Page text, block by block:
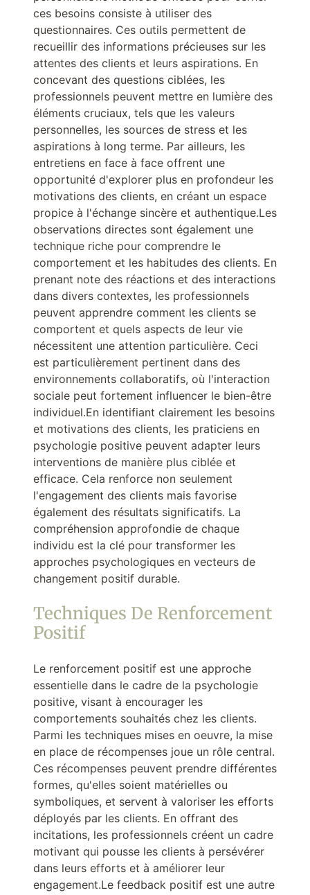
ces besoins consiste à utiliser des
questionnaires. Ces outils permettent de
recueillir des informations précieuses sur les
attentes des clients et leurs aspirations. En
concevant des questions ciblées, les
professionnels peuvent mettre en lumière des
éléments cruciaux, tels que les valeurs
personnelles, les sources de stress et les
aspirations à long terme. Par ailleurs, les
entretiens en face à face offrent une
opportunité d'explorer plus en profondeur les
motivations des clients, en créant un espace
propice à l'échange sincère et authentique.Les
observations directes sont également une
technique riche pour comprendre le
comportement et les habitudes des clients. En
prenant note des réactions et des interactions
dans divers contextes, les professionnels
peuvent apprendre comment les clients se
comportent et quels aspects de leur vie
nécessitent une attention particulière. Ceci
est particulièrement pertinent dans des
environnements collaboratifs, où l'interaction
sociale peut fortement influencer le bien-être
individuel.En identifiant clairement les besoins
et motivations des clients, les praticiens en
psychologie positive peuvent adapter leurs
interventions de manière plus ciblée et
efficace. Cela renforce non seulement
l'engagement des clients mais favorise
également des résultats significatifs. La
compréhension approfondie de chaque
individu est la clé pour transformer les
approches psychologiques en vecteurs de
changement positif durable.
Techniques De Renforcement
Positif
Le renforcement positif est une approche
essentielle dans le cadre de la psychologie
positive, visant à encourager les
comportements souhaités chez les clients.
Parmi les techniques mises en oeuvre, la mise
en place de récompenses joue un rôle central.
Ces récompenses peuvent prendre différentes
formes, qu'elles soient matérielles ou
symboliques, et servent à valoriser les efforts
déployés par les clients. En offrant des
incitations, les professionnels créent un cadre
motivant qui pousse les clients à persévérer
dans leurs efforts et à améliorer leur
engagement.Le feedback positif est une autre